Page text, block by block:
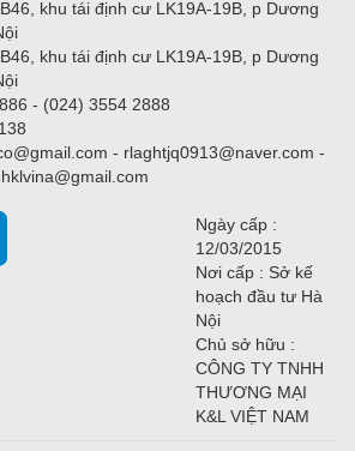
khu tái định cư LK19A-19B, p Dương
khu tái định cư LK19A-19B, p Dương
- (024) 3554 2888
- rlaghtjq0913@naver.com -
Ngày cấp :
12/03/2015
Nơi cấp : Sở kế
hoạch đầu tư Hà
Nội
Chủ sở hữu :
CÔNG TY TNHH
THƯƠNG MẠI
K&L VIỆT NAM